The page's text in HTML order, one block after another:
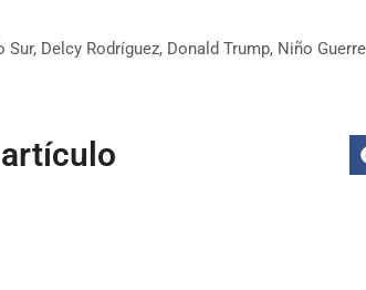
Sur, Delcy Rodríguez, Donald Trump, Niño